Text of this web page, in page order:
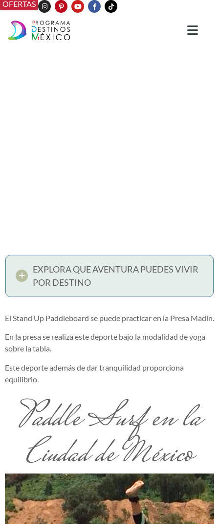
OFERTAS
EXPLORA QUE AVENTURA PUEDES VIVIR
POR DESTINO
El Stand Up Paddleboard se puede practicar en la Presa Madin.
En la presa se realiza este deporte bajo la modalidad de yoga
sobre la tabla.
Este deporte además de dar tranquilidad proporciona
equilibrio.
Paddle Surf en la
Ciudad de México